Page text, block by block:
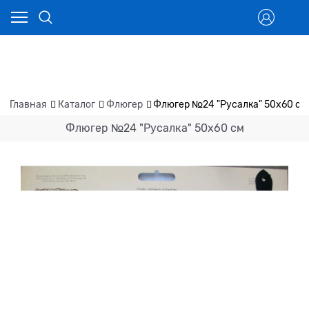
Главная Каталог Флюгер Флюгер №24 "Русалка" 50х60 см
Флюгер №24 "Русалка" 50х60 см